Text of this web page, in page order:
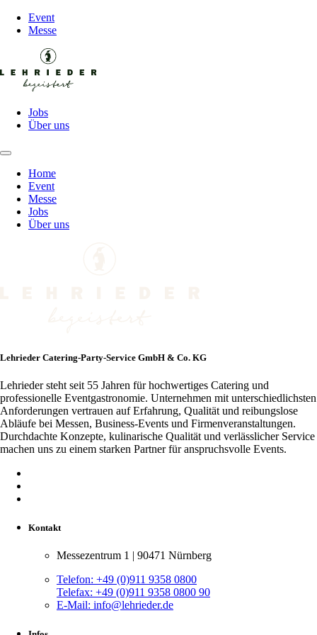
Event
Messe
Jobs
Über uns
Home
Event
Messe
Jobs
Über uns
Lehrieder Catering-Party-Service GmbH & Co. KG
Lehrieder steht seit 55 Jahren für hochwertiges Catering und
professionelle Eventgastronomie. Unternehmen mit unterschiedlichsten
Anforderungen vertrauen auf Erfahrung, Qualität und reibungslose
Abläufe bei Messen, Business-Events und Firmenveranstaltungen.
Durchdachte Konzepte, kulinarische Qualität und verlässlicher Service
machen uns zu einem starken Partner für anspruchsvolle Events.
Kontakt
Messezentrum 1 | 90471 Nürnberg
Telefon: +49 (0)911 9358 0800
Telefax: +49 (0)911 9358 0800 90
E-Mail: info@lehrieder.de